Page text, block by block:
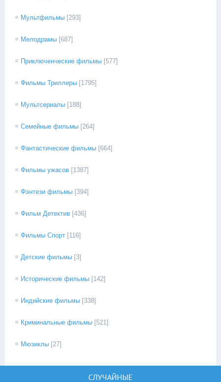
Мультфильмы [293]
Мелодрамы [687]
Приключенческие фильмы [577]
Фильмы Триллеры [1795]
Мультсериалы [188]
Семейные фильмы [264]
Фантастические фильмы [664]
Фильмы ужасов [1387]
Фэнтези фильмы [394]
Фильм Детектив [436]
Фильмы Спорт [116]
Детские фильмы [3]
Исторические фильмы [142]
Индийские фильмы [338]
Криминальные фильмы [521]
Мюзиклы [27]
СЛУЧАЙНЫЕ